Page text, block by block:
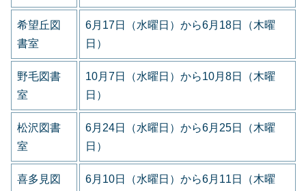
希望丘図
書室
6月17日（水曜日）から6月18日（木曜
日）
野毛図書
室
10月7日（水曜日）から10月8日（木曜
日）
松沢図書
室
6月24日（水曜日）から6月25日（木曜
日）
喜多見図
6月10日（水曜日）から6月11日（木曜